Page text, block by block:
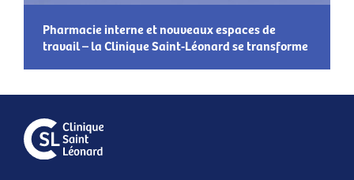
Pharmacie interne et nouveaux espaces de
travail – la Clinique Saint-Léonard se transforme